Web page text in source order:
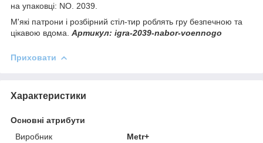
на упаковці: NO. 2039.
М'які патрони і розбірний стіл-тир роблять гру безпечною та
цікавою вдома. Артикул: igra-2039-nabor-voennogo
Приховати
Характеристики
Основні атрибути
Виробник
Metr+